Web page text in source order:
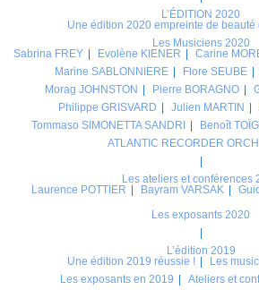
L’ÉDITION 2020
Une édition 2020 empreinte de beauté
Les Musiciens 2020
Sabrina FREY
Evolène KIENER Carine
Marine SABLONNIERE
Flore SEUBE
Morag JOHNSTON
Pierre BORAGNO
Philippe GRISVARD
Julien MARTIN
Tommaso SIMONETTA SANDRI
Benoît
ATLANTIC RECORDER
Les ateliers et conférences
Laurence POTTIER
Bayram VARSAK
Les exposants 2020
L’édition 2019
Une édition 2019 réussie !
Les
Les exposants en 2019
Ateliers et